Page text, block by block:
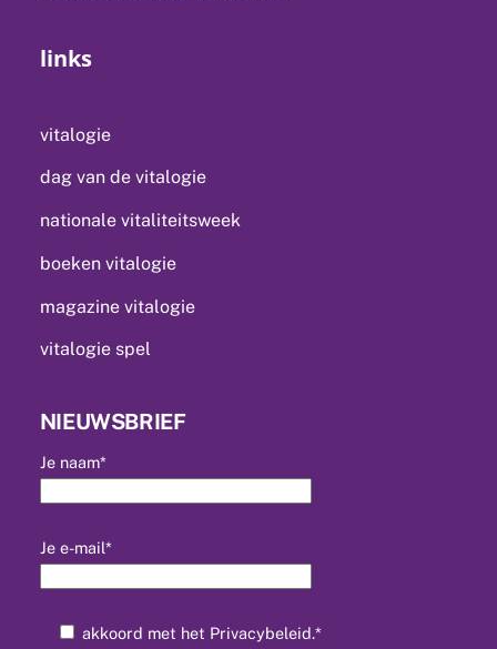
links
vitalogie
dag van de vitalogie
nationale vitaliteitsweek
boeken vitalogie
magazine vitalogie
vitalogie spel
NIEUWSBRIEF
Je naam*
Je e-mail*
akkoord met het Privacybeleid.*